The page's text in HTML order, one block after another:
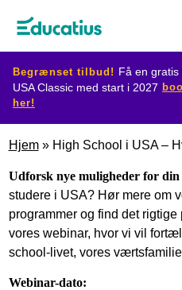
Begrænset tilbud! Få en
USA Classic med start i 2027
her!
Planlæg
din
udveksling
Hjem» High School i USA –
Udforsk nye muligheder for din
studere i USA? Hør mere om
programmer og find det rigtige
vores webinar, hvor vi vil
school-livet, vores
Webinar-dato: